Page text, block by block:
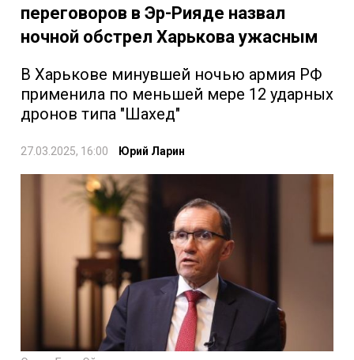
переговоров в Эр-Рияде назвал
ночной обстрел Харькова ужасным
В Харькове минувшей ночью армия РФ
применила по меньшей мере 12 ударных
дронов типа "Шахед"
27.03.2025, 16:00 Юрий Ларин